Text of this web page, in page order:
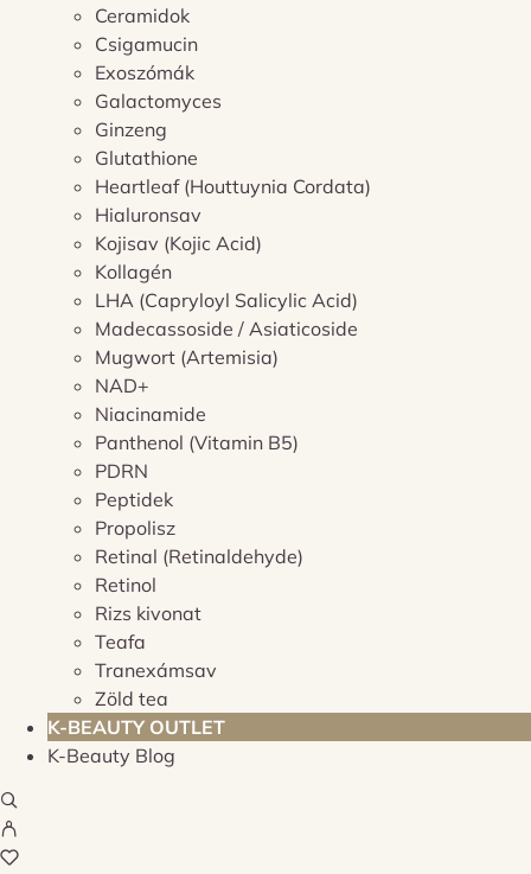
Ceramidok
Csigamucin
Exoszómák
Galactomyces
Ginzeng
Glutathione
Heartleaf (Houttuynia Cordata)
Hialuronsav
Kojisav (Kojic Acid)
Kollagén
LHA (Capryloyl Salicylic Acid)
Madecassoside / Asiaticoside
Mugwort (Artemisia)
NAD+
Niacinamide
Panthenol (Vitamin B5)
PDRN
Peptidek
Propolisz
Retinal (Retinaldehyde)
Retinol
Rizs kivonat
Teafa
Tranexámsav
Zöld tea
K-BEAUTY OUTLET
K-Beauty Blog